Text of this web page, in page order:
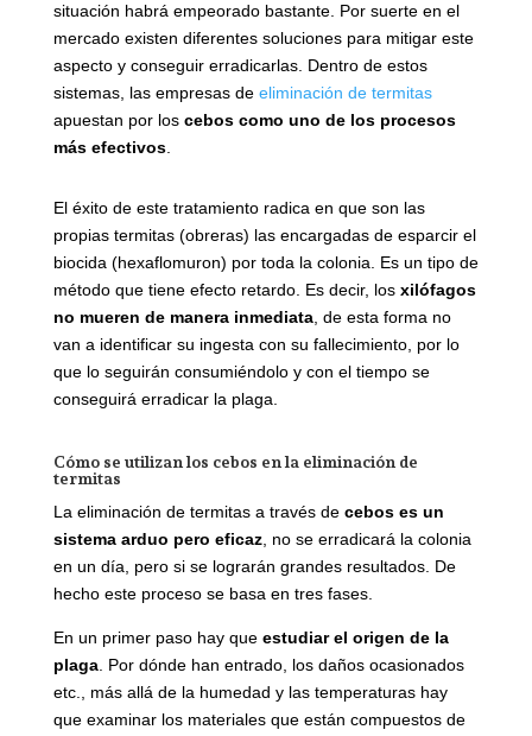
situación habrá empeorado bastante. Por suerte en el
mercado existen diferentes soluciones para mitigar este
aspecto y conseguir erradicarlas. Dentro de estos
sistemas, las empresas de eliminación de termitas
apuestan por los cebos como uno de los procesos
más efectivos.
El éxito de este tratamiento radica en que son las
propias termitas (obreras) las encargadas de esparcir el
biocida (hexaflomuron) por toda la colonia. Es un tipo de
método que tiene efecto retardo. Es decir, los xilófagos
no mueren de manera inmediata, de esta forma no
van a identificar su ingesta con su fallecimiento, por lo
que lo seguirán consumiéndolo y con el tiempo se
conseguirá erradicar la plaga.
Cómo se utilizan los cebos en la eliminación de
termitas
La eliminación de termitas a través de cebos es un
sistema arduo pero eficaz, no se erradicará la colonia
en un día, pero si se lograrán grandes resultados. De
hecho este proceso se basa en tres fases.
En un primer paso hay que estudiar el origen de la
plaga. Por dónde han entrado, los daños ocasionados
etc., más allá de la humedad y las temperaturas hay
que examinar los materiales que están compuestos de